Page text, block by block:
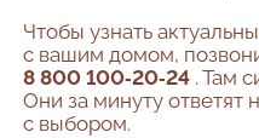
Чтобы узнать
с вашим домом,
8 800 100‑20‑24 . Там
Они за минуту ответят
с выбором.